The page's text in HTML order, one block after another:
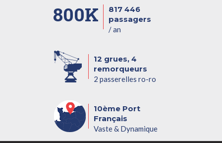
800K
817 446
passagers
/ an
12 grues, 4
remorqueurs
2 passerelles ro-ro
10ème Port
Français
Vaste & Dynamique